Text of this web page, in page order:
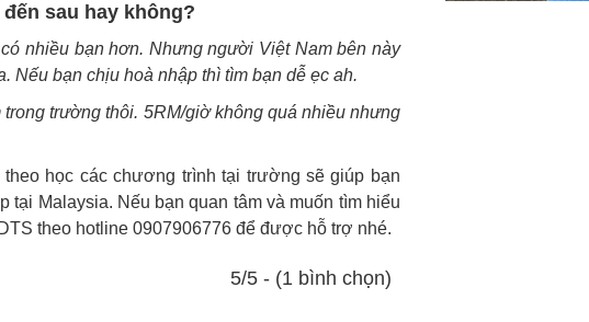
sau hay không?
nhiều bạn hơn. Nhưng người Việt Nam bên này
Nếu bạn chịu hoà nhập thì tìm bạn dễ ẹc ah.
trường thôi. 5RM/giờ không quá nhiều nhưng
học các chương trình tại trường sẽ giúp bạn
Malaysia. Nếu bạn quan tâm và muốn tìm hiểu
theo hotline 0907906776 để được hỗ trợ nhé.
5/5 - (1 bình chọn)